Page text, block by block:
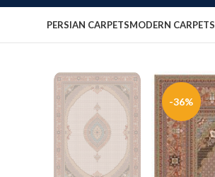
PERSIAN CARPETSMODERN CARPETS
-36%